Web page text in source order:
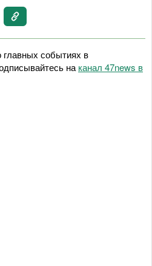
событиях в
на канал 47news в